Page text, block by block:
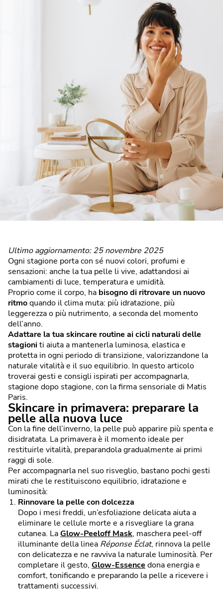
Réponse Cosmake-up
Réponse Fondamentale
Réponse Body
Réponse Soleil
Edizione Limitata
Ultimo aggiornamento: 25 novembre 2025
Ogni stagione porta con sé nuovi colori, profumi e
sensazioni: anche la tua pelle li vive, adattandosi ai
cambiamenti di luce, temperatura e umidità.
Proprio come il corpo, ha bisogno di ritrovare un nuovo
ritmoquando il clima muta: più idratazione, più
leggerezza o più nutrimento, a seconda del momento
dell’anno.
Adattare la tua skincare routine ai cicli naturali delle
stagioniti aiuta a mantenerla luminosa, elastica e
protetta in ogni periodo di transizione, valorizzandone la
naturale vitalità e il suo equilibrio. In questo articolo
troverai gesti e consigli ispirati per accompagnarla,
stagione dopo stagione, con la firma sensoriale di Matis
Paris.
Skincare in primavera: preparare la
pelle alla nuova luce
Con la fine dell’inverno, la pelle può apparire più spenta e
disidratata. La primavera è il momento ideale per
restituirle vitalità, preparandola gradualmente ai primi
raggi di sole.
Per accompagnarla nel suo risveglio, bastano pochi gesti
mirati che le restituiscono equilibrio, idratazione e
luminosità:
Rinnovare la pelle con dolcezza
Dopo i mesi freddi, un’esfoliazione delicata aiuta a
eliminare le cellule morte e a risvegliare la grana
cutanea. LaGlow-Peeloff Mask, maschera peel-off
illuminante della linea Réponse Éclat, rinnova la pelle
con delicatezza e ne ravviva la naturale luminosità. Per
completare il gesto, Glow-Essence dona energia e
comfort, tonificando e preparando la pelle a ricevere i
trattamenti successivi.